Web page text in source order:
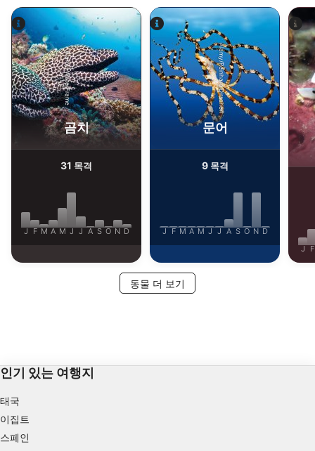
Alamy-WaterFrame
곰치
31 목격
J F M A M J J A S O N D
Alamy/Reinhard Dirscherl
문어
9목격
J F M A M J J A S O N D
J F
동물 더 보기
인기 있는 여행지
태국
이집트
스페인
비IAB 처리 목적:
필요한
공연
기능의
광고하는